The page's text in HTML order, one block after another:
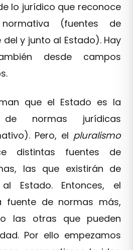
lo jurídico que reconoce
(fuentes de
del y junto al Estado). Hay
desde campos
que el Estado es la
normas jurídicas
Pero, el pluralismo
distintas fuentes de
las que existirán de
Estado. Entonces, el
fuente de normas más,
las otras que pueden
Por ello empezamos